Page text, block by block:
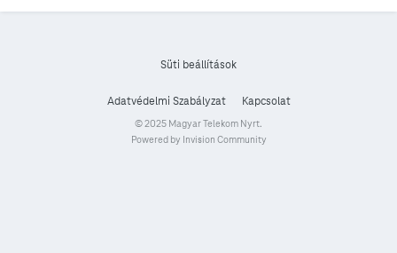
Süti beállítások
Adatvédelmi Szabályzat Kapcsolat
© 2025 Magyar Telekom Nyrt.
Powered by Invision Community